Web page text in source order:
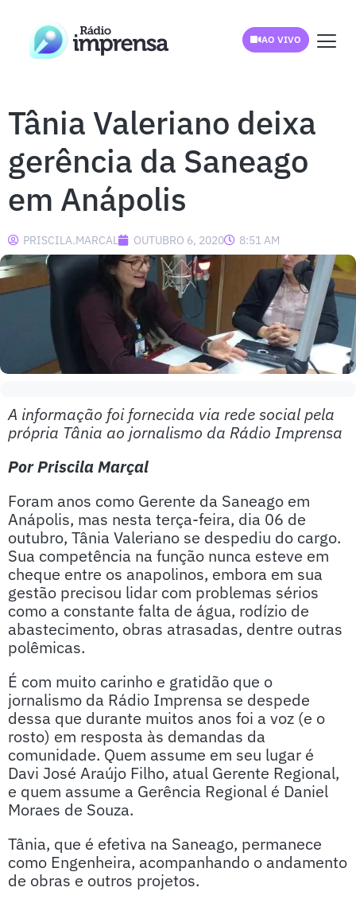
AO VIVO
Tânia Valeriano deixa
gerência da Saneago
em Anápolis
PRISCILA.MARCAL OUTUBRO 6, 2020 8:51 AM
A informação foi fornecida via rede social pela
própria Tânia ao jornalismo da Rádio Imprensa
Por Priscila Marçal
Foram anos como Gerente da Saneago em
Anápolis, mas nesta terça-feira, dia 06 de
outubro, Tânia Valeriano se despediu do cargo.
Sua competência na função nunca esteve em
cheque entre os anapolinos, embora em sua
gestão precisou lidar com problemas sérios
como a constante falta de água, rodízio de
abastecimento, obras atrasadas, dentre outras
polêmicas.
É com muito carinho e gratidão que o
jornalismo da Rádio Imprensa se despede
dessa que durante muitos anos foi a voz (e o
rosto) em resposta às demandas da
comunidade. Quem assume em seu lugar é
Davi José Araújo Filho, atual Gerente Regional,
e quem assume a Gerência Regional é Daniel
Moraes de Souza.
Tânia, que é efetiva na Saneago, permanece
como Engenheira, acompanhando o andamento
de obras e outros projetos.